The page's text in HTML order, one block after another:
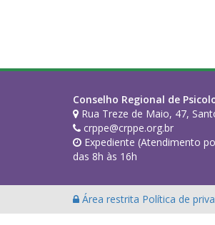
Conselho Regional de
Rua Treze de Maio, 47,
crppe@crppe.org.br
Expediente (Atendimento
das 8h às 16h
Área restrita Política de